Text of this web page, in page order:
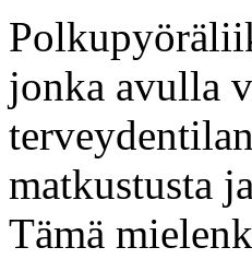
jonka avulla
matkustusta
Tämä